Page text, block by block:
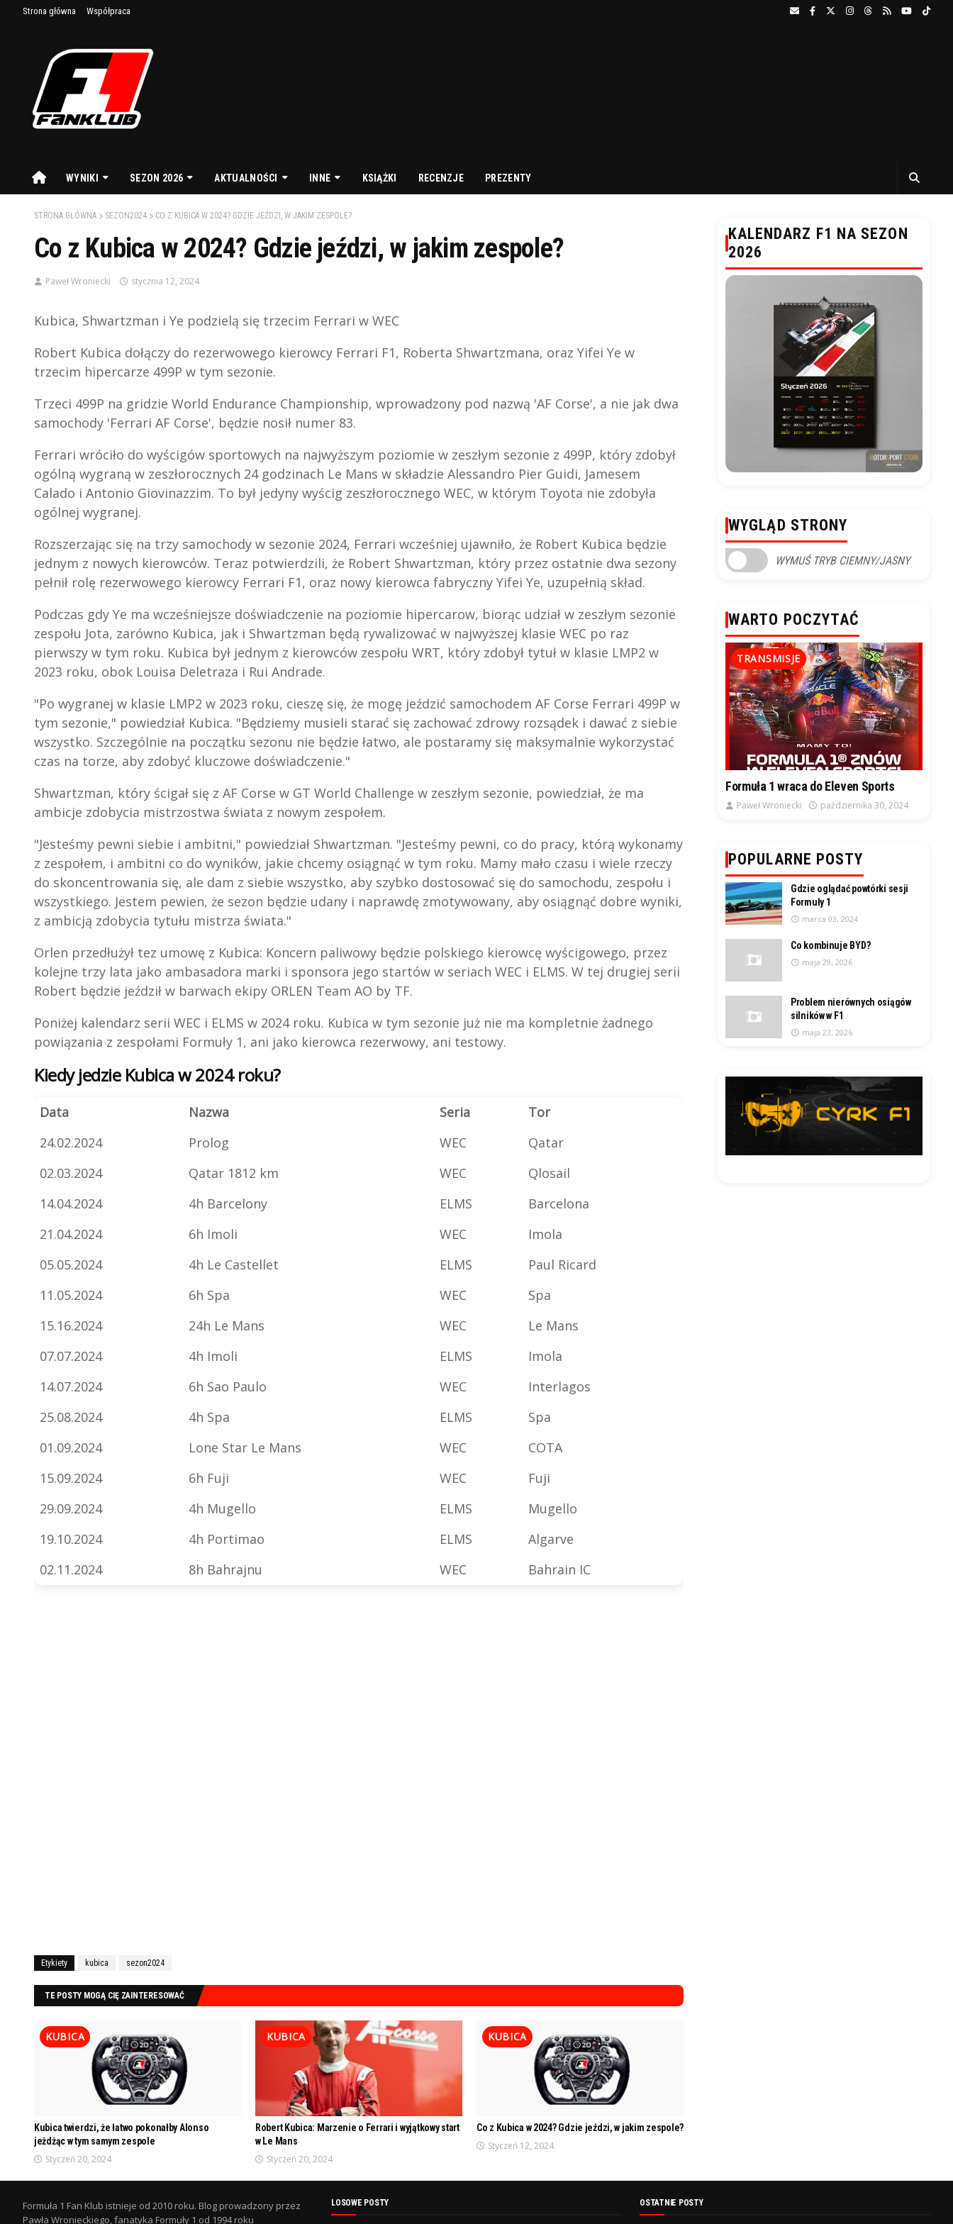
Strona główna Współpraca
WYNIKI SEZON 2026 AKTUALNOŚCI INNE KSIĄŻKI RECENZJE PREZENTY
STRONA GŁÓWNA SEZON2024 CO Z KUBICA W 2024? GDZIE JEŹDZI, W JAKIM ZESPOLE?
Co z Kubica w 2024? Gdzie jeździ, w jakim zespole?
Paweł Wroniecki stycznia 12, 2024
Kubica, Shwartzman i Ye podzielą się trzecim Ferrari w WEC
Robert Kubica dołączy do rezerwowego kierowcy Ferrari F1, Roberta Shwartzmana, oraz Yifei Ye w
trzecim hipercarze 499P w tym sezonie.
Trzeci 499P na gridzie World Endurance Championship, wprowadzony pod nazwą 'AF Corse', a nie jak dwa
samochody 'Ferrari AF Corse', będzie nosił numer 83.
Ferrari wróciło do wyścigów sportowych na najwyższym poziomie w zeszłym sezonie z 499P, który zdobył
ogólną wygraną w zeszłorocznych 24 godzinach Le Mans w składzie Alessandro Pier Guidi, Jamesem
Calado i Antonio Giovinazzim. To był jedyny wyścig zeszłorocznego WEC, w którym Toyota nie zdobyła
ogólnej wygranej.
Rozszerzając się na trzy samochody w sezonie 2024, Ferrari wcześniej ujawniło, że Robert Kubica będzie
jednym z nowych kierowców. Teraz potwierdzili, że Robert Shwartzman, który przez ostatnie dwa sezony
pełnił rolę rezerwowego kierowcy Ferrari F1, oraz nowy kierowca fabryczny Yifei Ye, uzupełnią skład.
Podczas gdy Ye ma wcześniejsze doświadczenie na poziomie hipercarow, biorąc udział w zeszłym sezonie
zespołu Jota, zarówno Kubica, jak i Shwartzman będą rywalizować w najwyższej klasie WEC po raz
pierwszy w tym roku. Kubica był jednym z kierowców zespołu WRT, który zdobył tytuł w klasie LMP2 w
2023 roku, obok Louisa Deletraza i Rui Andrade.
"Po wygranej w klasie LMP2 w 2023 roku, cieszę się, że mogę jeździć samochodem AF Corse Ferrari 499P w
tym sezonie," powiedział Kubica. "Będziemy musieli starać się zachować zdrowy rozsądek i dawać z siebie
wszystko. Szczególnie na początku sezonu nie będzie łatwo, ale postaramy się maksymalnie wykorzystać
czas na torze, aby zdobyć kluczowe doświadczenie."
Shwartzman, który ścigał się z AF Corse w GT World Challenge w zeszłym sezonie, powiedział, że ma
ambicje zdobycia mistrzostwa świata z nowym zespołem.
"Jesteśmy pewni siebie i ambitni," powiedział Shwartzman. "Jesteśmy pewni, co do pracy, którą wykonamy
z zespołem, i ambitni co do wyników, jakie chcemy osiągnąć w tym roku. Mamy mało czasu i wiele rzeczy
do skoncentrowania się, ale dam z siebie wszystko, aby szybko dostosować się do samochodu, zespołu i
wszystkiego. Jestem pewien, że sezon będzie udany i naprawdę zmotywowany, aby osiągnąć dobre wyniki,
z ambicją zdobycia tytułu mistrza świata."
Orlen przedłużył tez umowę z Kubica: Koncern paliwowy będzie polskiego kierowcę wyścigowego, przez
kolejne trzy lata jako ambasadora marki i sponsora jego startów w seriach WEC i ELMS. W tej drugiej serii
Robert będzie jeździł w barwach ekipy ORLEN Team AO by TF.
Poniżej kalendarz serii WEC i ELMS w 2024 roku. Kubica w tym sezonie już nie ma kompletnie żadnego
powiązania z zespołami Formuły 1, ani jako kierowca rezerwowy, ani testowy.
Kiedy jedzie Kubica w 2024 roku?
Data Nazwa Seria
Tor
24.02.2024
Prolog WEC
Qatar
02.03.2024
Qatar 1812 km WEC
Qlosail
14.04.2024
4h Barcelony ELMS
Barcelona
21.04.2024
6h Imoli WEC
Imola
05.05.2024
4h Le Castellet ELMS
Paul Ricard
11.05.2024
6h Spa WEC
Spa
15.16.2024
24h Le Mans WEC
Le Mans
07.07.2024
4h Imoli ELMS
Imola
14.07.2024
6h Sao Paulo WEC
Interlagos
25.08.2024
4h Spa ELMS
Spa
01.09.2024
Lone Star Le Mans WEC
COTA
15.09.2024
6h Fuji WEC
Fuji
29.09.2024
4h Mugello ELMS
Mugello
19.10.2024
4h Portimao ELMS
Algarve
02.11.2024
8h Bahrajnu WEC Bahrain IC
Etykiety kubica sezon2024
TE POSTY MOGĄ CIĘ ZAINTERESOWAĆ
KUBICA
Kubica twierdzi, że łatwo pokonałby Alonso
jeżdżąc w tym samym zespole
Styczeń 20, 2024
KUBICA
Robert Kubica: Marzenie o Ferrari i wyjątkowy start
w Le Mans
Styczeń 20, 2024
KUBICA
Co z Kubica w 2024? Gdzie jeździ, w jakim zespole?
Styczeń 12, 2024
KALENDARZ F1 NA SEZON
2026
WYGLĄD STRONY
WYMUŚ TRYB CIEMNY/JASNY
WARTO POCZYTAĆ
TRANSMISJE
Formuła 1 wraca do Eleven Sports
Paweł Wroniecki października 30, 2024
POPULARNE POSTY
Gdzie oglądać powtórki sesji
Formuły 1
marca 03, 2024
Co kombinuje BYD?
maja 29, 2026
Problem nierównych osiągów
silników w F1
maja 23, 2026
Formuła 1 Fan Klub istnieje od 2010 roku. Blog prowadzony przez
Pawła Wronieckiego, fanatyka Formuły 1 od 1994 roku
LOSOWE POSTY OSTATNIE POSTY